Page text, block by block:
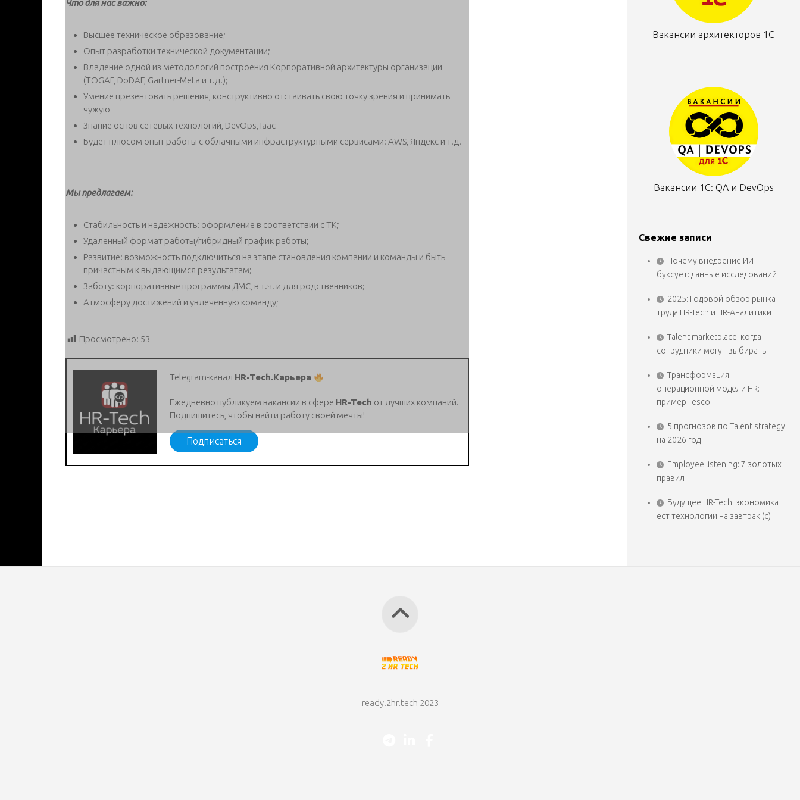
Что для нас важно:
Высшее техническое образование;
Опыт разработки технической документации;
Владение одной из методологий построения Корпоративной архитектуры организации
(TOGAF, DoDAF, Gartner-Meta и т.д.);
Умение презентовать решения, конструктивно отстаивать свою точку зрения и принимать
чужую
Знание основ сетевых технологий, DevOps, Iaac
Будет плюсом опыт работы с облачными инфраструктурными сервисами: AWS, Яндекс и т.д.
Мы предлагаем:
Стабильность и надежность: оформление в соответствии с ТК;
Удаленный формат работы/гибридный график работы;
Развитие: возможность подключиться на этапе становления компании и команды и быть
причастным к выдающимся результатам;
Заботу: корпоративные программы ДМС, в т.ч. и для родственников;
Атмосферу достижений и увлеченную команду;
Просмотрено: 53
Telegram-канал HR-Tech.Карьера
Ежедневно публикуем вакансии в сфере HR-Tech от лучших компаний.
Подпишитесь, чтобы найти работу своей мечты!
Подписаться
Вакансии архитекторов 1С
Вакансии 1С: QA и DevOps
Свежие записи
Почему внедрение ИИ
буксует: данные исследований
2025: Годовой обзор рынка
труда HR-Tech и HR-Аналитики
Talent marketplace: когда
сотрудники могут выбирать
Трансформация
операционной модели HR:
пример Tesco
5 прогнозов по Talent strategy
на 2026 год
Employee listening: 7 золотых
правил
Будущее HR-Tech: экономика
ест технологии на завтрак (с)
ready.2hr.tech 2023